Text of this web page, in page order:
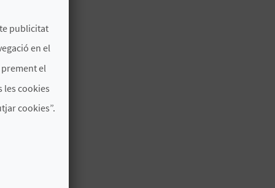
publicitat
en el
el
les cookies
cookies”.